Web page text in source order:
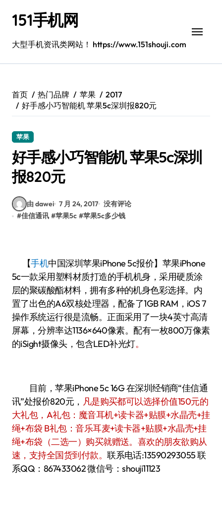
151手机网
大型手机资讯类网站！ https://www.151shouji.com
首页 热门品牌 苹果
2017
好手感小巧智能机 苹果5c深圳报820元
苹果
好手感小巧智能机 苹果5c深圳
报820元
由 dawei 7 月 24, 2017 没有评论
#佳信通讯 #苹果5c #苹果5c多少钱
【手机中国深圳苹果iPhone 5c报价】苹果iPhone
5c一款采用塑料材质打造的手机机身，采用硬质涂
层的聚碳酸酯材料，拥有多种的机身色彩选择。内
置了出色的A6双核处理器，配备了1GB RAM，iOS 7
操作系统运行很是流畅。正面采用了一块4英寸高清
屏幕，分辨率达1136×640像素。配有一枚800万像素
的iSight摄像头，包含LED补光灯。
目前，苹果iPhone 5c 16G 在深圳经销商“佳信通
讯”处报价820元， 凡是购买都可以选择价值150元的
大礼包，A礼包：魔音耳机+读卡器+贴膜+水晶壳+挂
绳+布袋 B礼包：音乐耳麦+读卡器+贴膜+水晶壳+挂
绳+布袋（二选一）购买就赠送。喜欢的朋友欲购从
速，支持全国货到付款。联系电话:13590293055 联
系QQ：867433062 微信号：shouji11123